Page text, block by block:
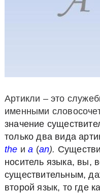
Артикли – это
именными
значение
только два вида
the иa (an).
носитель языка, вы,
существительным,
второй язык, то где